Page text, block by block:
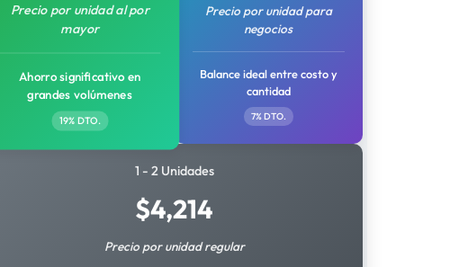
Precio por unidad al por
mayor
Ahorro significativo en
grandes volúmenes
19% DTO.
Precio por unidad para
negocios
Balance ideal entre costo y
cantidad
7% DTO.
1 - 2 Unidades
$4,214
Precio por unidad regular